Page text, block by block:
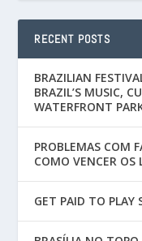
RECENT POSTS
BRAZILIAN
BRAZIL’S MUSIC,
WATERFRONT
PROBLEMAS COM
COMO VENCER OS
GET PAID TO PLAY